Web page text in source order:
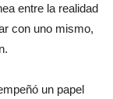
entre la realidad
con uno mismo,
un papel